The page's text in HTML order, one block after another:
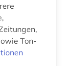
Ton-